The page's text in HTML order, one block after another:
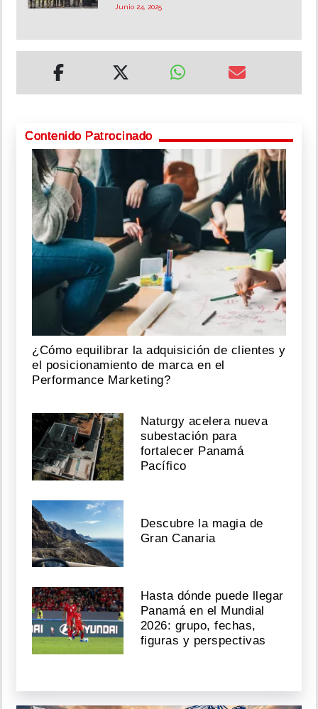
Junio 24, 2025
Contenido Patrocinado
¿Cómo equilibrar la adquisición de clientes y
el posicionamiento de marca en el
Performance Marketing?
Naturgy acelera nueva
subestación para
fortalecer Panamá
Pacífico
Descubre la magia de
Gran Canaria
Hasta dónde puede llegar
Panamá en el Mundial
2026: grupo, fechas,
figuras y perspectivas